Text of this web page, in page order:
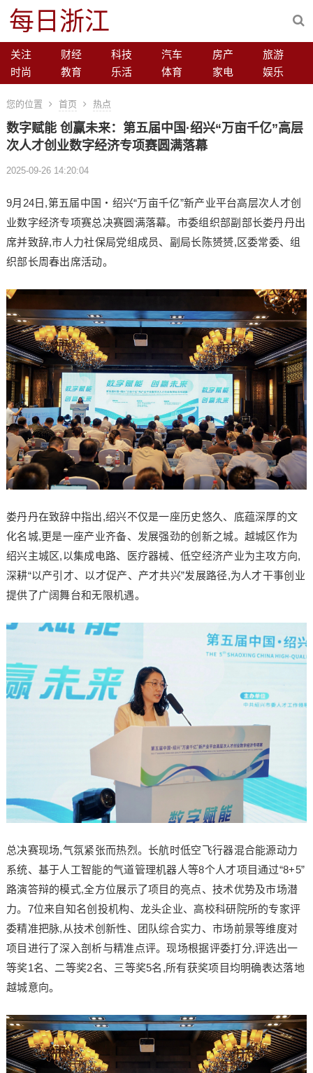
每日浙江
关注 财经 科技 汽车 房产
旅游
时尚
教育 乐活 体育 家电 娱乐
您的位置 首页 热点
数字赋能 创赢未来：第五届中国·绍兴“万亩千亿”高层
次人才创业数字经济专项赛圆满落幕
2025-09-26 14:20:04
9月24日,第五届中国・绍兴“万亩千亿”新产业平台高层次人才创
业数字经济专项赛总决赛圆满落幕。市委组织部副部长娄丹丹出
席并致辞,市人力社保局党组成员、副局长陈赟赟,区委常委、组
织部长周春出席活动。
娄丹丹在致辞中指出,绍兴不仅是一座历史悠久、底蕴深厚的文
化名城,更是一座产业齐备、发展强劲的创新之城。越城区作为
绍兴主城区,以集成电路、医疗器械、低空经济产业为主攻方向,
深耕“以产引才、以才促产、产才共兴”发展路径,为人才干事创业
提供了广阔舞台和无限机遇。
总决赛现场,气氛紧张而热烈。长航时低空飞行器混合能源动力
系统、基于人工智能的气道管理机器人等8个人才项目通过“8+5”
路演答辩的模式,全方位展示了项目的亮点、技术优势及市场潜
力。7位来自知名创投机构、龙头企业、高校科研院所的专家评
委精准把脉,从技术创新性、团队综合实力、市场前景等维度对
项目进行了深入剖析与精准点评。现场根据评委打分,评选出一
等奖1名、二等奖2名、三等奖5名,所有获奖项目均明确表达落地
越城意向。